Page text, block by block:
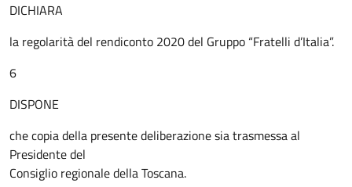
DICHIARA
la regolarità del rendiconto 2020 del Gruppo “Fratelli d’Italia”.
6
DISPONE
che copia della presente deliberazione sia trasmessa al
Presidente del
Consiglio regionale della Toscana.